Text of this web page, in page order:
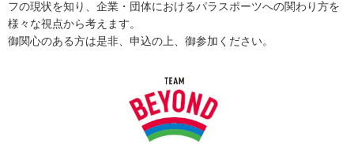
フの現状を知り、企業・団体におけるパラスポーツへの関わり方を
様々な視点から考えます。
御関心のある方は是非、申込の上、御参加ください。